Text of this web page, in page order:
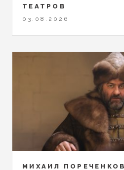
ТЕАТРОВ
03.08.2026
МИХАИЛ